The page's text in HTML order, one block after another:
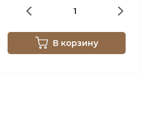
В корзину